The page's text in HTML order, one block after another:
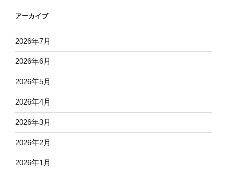
アーカイブ
2026年7月
2026年6月
2026年5月
2026年4月
2026年3月
2026年2月
2026年1月